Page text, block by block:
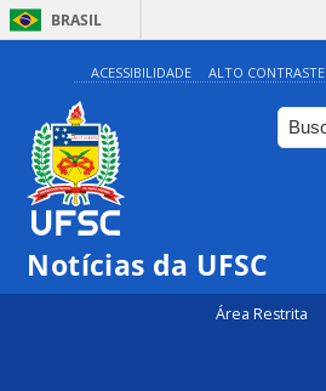
BRASIL
ACESSIBILIDADE ALTO CONTRASTE
Notícias da UFSC
Área Restrita